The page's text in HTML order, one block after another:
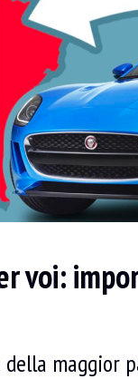
voi:
della maggior